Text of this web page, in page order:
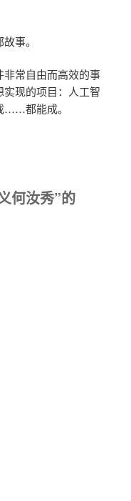
事。
常自由而高效的事
现的项目：人工智
……都能成。
何汝秀”的